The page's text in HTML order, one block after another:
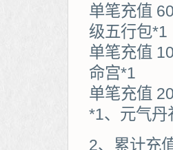
单笔充值
级五行包*1
单笔充值
命宫*1
单笔充值
*1、元气丹
2、累计充